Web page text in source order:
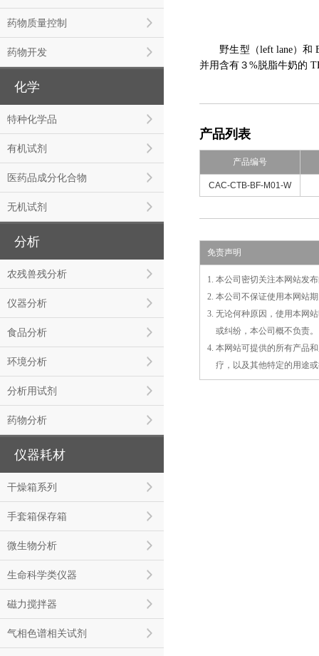
药物质量控制
药物开发
化学
特种化学品
有机试剂
医药品成分化合物
无机试剂
分析
农残兽残分析
仪器分析
食品分析
环境分析
分析用试剂
药物分析
仪器耗材
干燥箱系列
手套箱保存箱
微生物分析
生命科学类仪器
磁力搅拌器
气相色谱相关试剂
野生型（left lane）和
并用含有３%脱脂牛奶的
产品列表
产品编号
CAC-CTB-BF-M01-W
免责声明
1. 本公司密切关注本网站发
2. 本公司不保证使用本网站
3. 无论何种原因，使用本网
或纠纷，本公司概不负责。
4. 本网站可提供的所有产品
疗，以及其他特定的用途